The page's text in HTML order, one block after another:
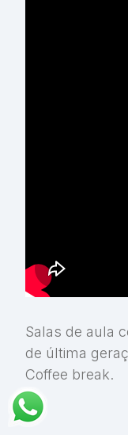
Salas de aula
de última
Coffee break.